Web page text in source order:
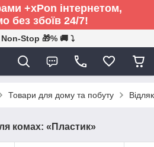
+xPon інтернетом,
без збоїв 24/7!
Non-Stop 🎁% 🚚 ⤵
Товари для дому та побуту
комах: «Пластик»